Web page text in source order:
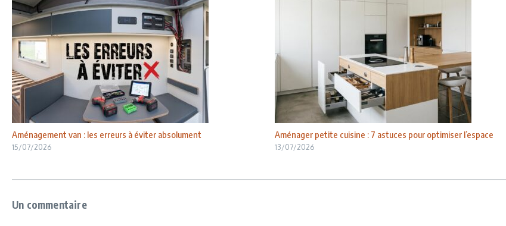
Aménagement van : les erreurs à éviter absolument
15/07/2026
Aménager petite cuisine : 7 astuces pour optimiser l’espace
13/07/2026
Un commentaire